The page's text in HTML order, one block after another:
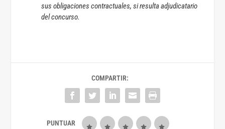
sus obligaciones contractuales, si resulta adjudicatario
del concurso.
COMPARTIR: